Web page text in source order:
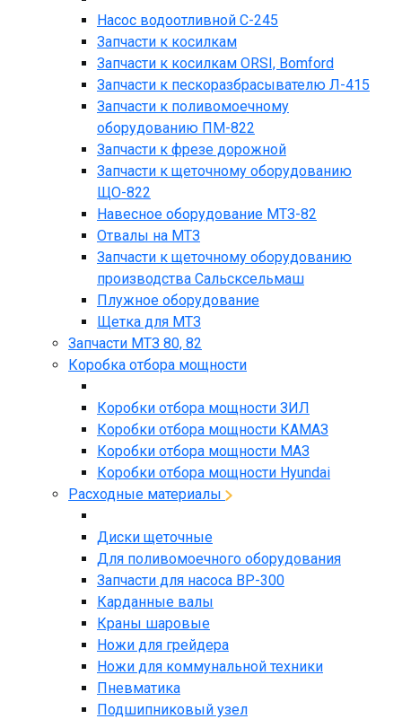
Насос водоотливной С-245
Запчасти к косилкам
Запчасти к косилкам ORSI, Bomford
Запчасти к пескоразбрасывателю Л-415
Запчасти к поливомоечному
оборудованию ПМ-822
Запчасти к фрезе дорожной
Запчасти к щеточному оборудованию
ЩО-822
Навесное оборудование МТЗ-82
Отвалы на МТЗ
Запчасти к щеточному оборудованию
производства Сальсксельмаш
Плужное оборудование
Щетка для МТЗ
Запчасти МТЗ 80, 82
Коробка отбора мощности
Коробки отбора мощности ЗИЛ
Коробки отбора мощности КАМАЗ
Коробки отбора мощности МАЗ
Коробки отбора мощности Hyundai
Расходные материалы
Диски щеточные
Для поливомоечного оборудования
Запчасти для насоса BP-300
Карданные валы
Краны шаровые
Ножи для грейдера
Ножи для коммунальной техники
Пневматика
Подшипниковый узел